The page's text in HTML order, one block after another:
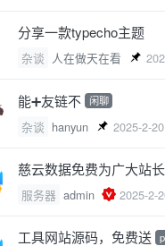
分享一款typecho主题
杂谈 人在做天在看
能➕友链不 闲聊
杂谈 hanyun 2025-2-20
慈云数据免费为广大站
服务器 admin 2025-2-
工具网站源码，免费送